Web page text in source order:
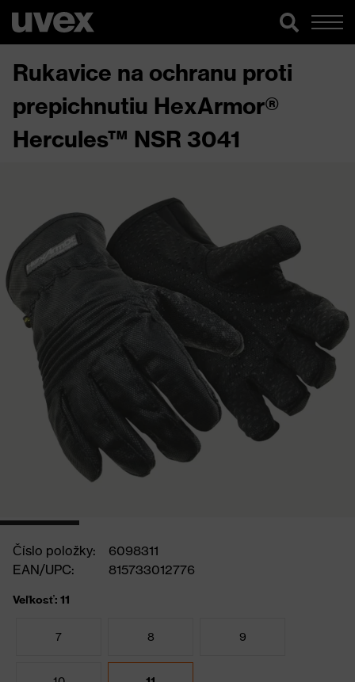
Rukavice na ochranu proti
prepichnutiu HexArmor®
Hercules™ NSR 3041
Číslo položky:
6098311
EAN/UPC:
815733012776
Veľkosť: 11
7 8 9